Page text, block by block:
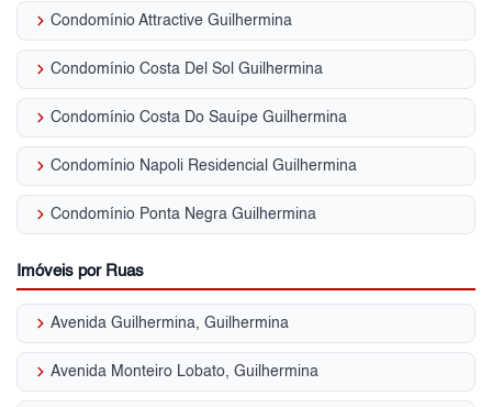
keyboard_arrow_right Condomínio Attractive Guilhermina
keyboard_arrow_right Condomínio Costa Del Sol Guilhermina
keyboard_arrow_right Condomínio Costa Do Sauípe Guilhermina
keyboard_arrow_right Condomínio Napoli Residencial Guilhermina
keyboard_arrow_right Condomínio Ponta Negra Guilhermina
Imóveis por Ruas
keyboard_arrow_right Avenida Guilhermina, Guilhermina
keyboard_arrow_right Avenida Monteiro Lobato, Guilhermina